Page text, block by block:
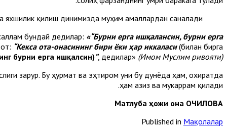
яхшилик қилиш динимизда муҳим амаллардан саналади.
бундай дедилар: «“Бурни ерга ишқалансин, бурни ерга
“Кекса ота-онасининг бири ёки ҳар иккаласи(билан бирга
бурни ерга ишқалсин)”, дедилар» (Имом Муслим ривояти)
зарур. Бу ҳурмат ва эҳтиром уни бу дунёда ҳам, охиратда
ҳам азиз ва мукаррам қилади.
Матлуба ҳожи она ОЧИЛОВА
Published in Мақолалар